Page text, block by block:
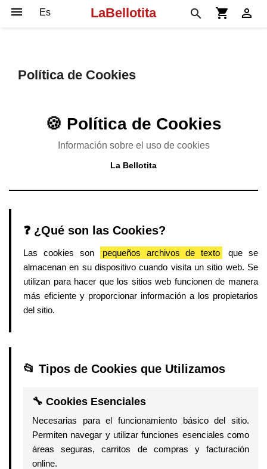
 
shopping_cart
search
LaBellotita
Política de Cookies
🍪 Política de Cookies
Información sobre el uso de cookies
La Bellotita
❓ ¿Qué son las Cookies?
Las cookies son pequeños archivos de texto
que se
almacenan en su dispositivo cuando visita un sitio web. Se
utilizan para hacer que los sitios web funcionen de manera
más eficiente y proporcionar información a los propietarios
del sitio.
📂 Tipos de Cookies que Utilizamos
🔧 Cookies Esenciales
Necesarias para el funcionamiento básico del sitio.
Permiten navegar y utilizar funciones esenciales como
áreas seguras, carritos de compras y facturación
online.